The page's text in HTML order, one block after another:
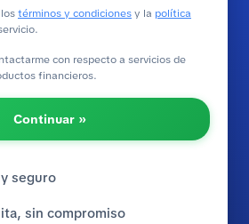
términos y condicionesy la política
con respecto a servicios de
financieros.
Continuar »
seguro
sin compromiso